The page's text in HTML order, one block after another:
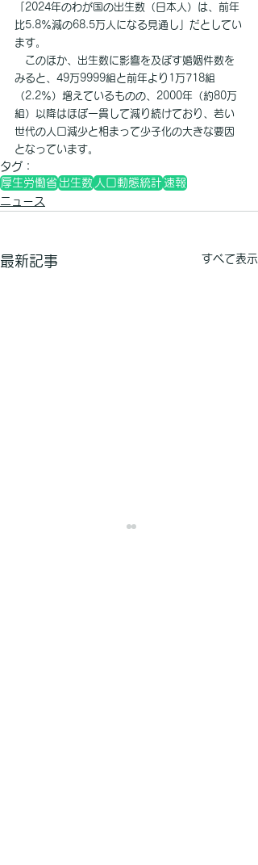
「2024年のわが国の出生数（日本人）は、前年
比5.8％減の68.5万人になる見通し」だとしてい
ます。
このほか、出生数に影響を及ぼす婚姻件数を
みると、49万9999組と前年より1万718組
（2.2％）増えているものの、2000年（約80万
組）以降はほぼ一貫して減り続けており、若い
世代の人口減少と相まって少子化の大きな要因
となっています。
タグ：
厚生労働省 出生数 人口動態統計 速報
ニュース
最新記事 すべて表示